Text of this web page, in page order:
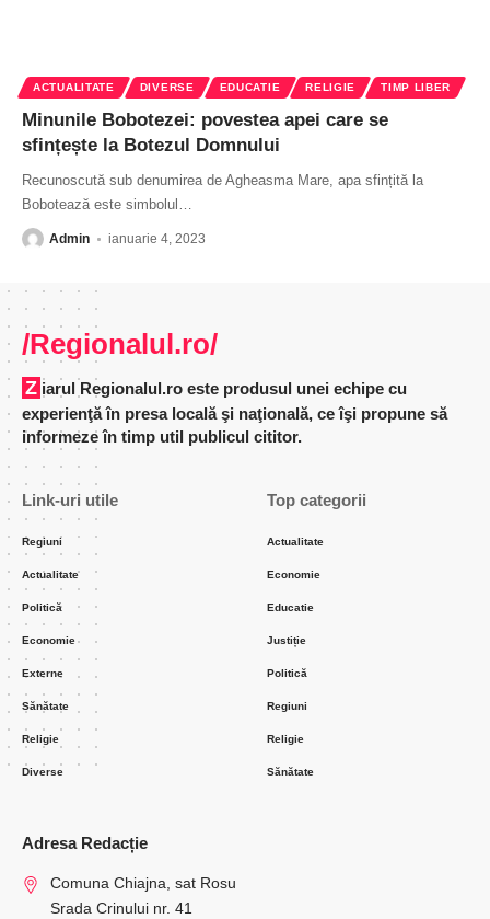
ACTUALITATE DIVERSE EDUCATIE RELIGIE TIMP LIBER
Minunile Bobotezei: povestea apei care se
sfințește la Botezul Domnului
Recunoscută sub denumirea de Agheasma Mare, apa sfințită la
Bobotează este simbolul …
Admin ianuarie 4, 2023
/Regionalul.ro/
Ziarul Regionalul.ro este produsul unei echipe cu
experienţă în presa locală şi naţională, ce îşi propune să
informeze în timp util publicul cititor.
Link-uri utile
Regiuni
Actualitate
Politică
Economie
Externe
Sănătate
Religie
Diverse
Top categorii
Actualitate
Economie
Educatie
Justiție
Politică
Regiuni
Religie
Sănătate
Adresa Redacție
Comuna Chiajna, sat Rosu
Srada Crinului nr. 41